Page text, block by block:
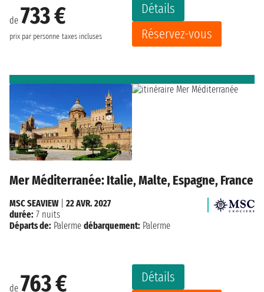
de 733 €
prix par personne taxes incluses
Détails
Réservez-vous
Mer Méditerranée: Italie, Malte, Espagne, France
de 763 €
Détails
MSC SEAVIEW| 22 AVR. 2027
durée: 7 nuits
Départs de: Palerme débarquement: Palerme